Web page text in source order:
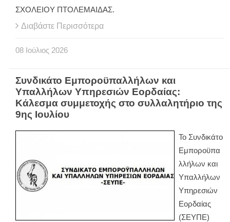
ΣΧΟΛΕΙΟΥ ΠΤΟΛΕΜΑΙΔΑΣ.
Διαβάστε Περισσότερα
08 Ιούλιος 2026
Συνδικάτο Εμποροϋπαλλήλων και
Υπαλλήλων Υπηρεσιών Εορδαίας:
Κάλεσμα συμμετοχής στο συλλαλητήριο της
9ης Ιουλίου
Το Συνδικάτο
Εμποροϋπα
λλήλων και
Υπαλλήλων
Υπηρεσιών
Εορδαίας
(ΣΕΥΠΕ)